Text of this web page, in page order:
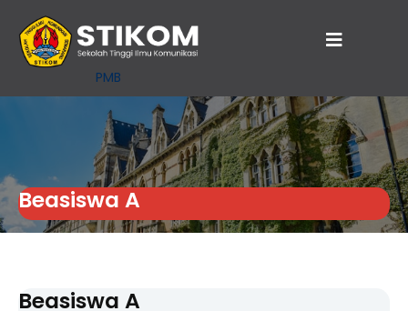
PMB
Beasiswa A
Beasiswa A